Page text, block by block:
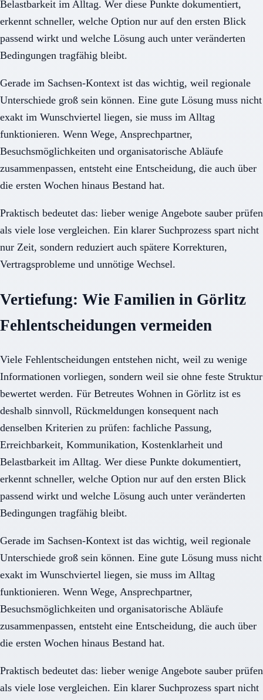
Belastbarkeit im Alltag. Wer diese Punkte dokumentiert,
erkennt schneller, welche Option nur auf den ersten Blick
passend wirkt und welche Lösung auch unter veränderten
Bedingungen tragfähig bleibt.
Gerade im Sachsen-Kontext ist das wichtig, weil regionale
Unterschiede groß sein können. Eine gute Lösung muss nicht
exakt im Wunschviertel liegen, sie muss im Alltag
funktionieren. Wenn Wege, Ansprechpartner,
Besuchsmöglichkeiten und organisatorische Abläufe
zusammenpassen, entsteht eine Entscheidung, die auch über
die ersten Wochen hinaus Bestand hat.
Praktisch bedeutet das: lieber wenige Angebote sauber prüfen
als viele lose vergleichen. Ein klarer Suchprozess spart nicht
nur Zeit, sondern reduziert auch spätere Korrekturen,
Vertragsprobleme und unnötige Wechsel.
Vertiefung: Wie Familien in Görlitz
Fehlentscheidungen vermeiden
Viele Fehlentscheidungen entstehen nicht, weil zu wenige
Informationen vorliegen, sondern weil sie ohne feste Struktur
bewertet werden. Für Betreutes Wohnen in Görlitz ist es
deshalb sinnvoll, Rückmeldungen konsequent nach
denselben Kriterien zu prüfen: fachliche Passung,
Erreichbarkeit, Kommunikation, Kostenklarheit und
Belastbarkeit im Alltag. Wer diese Punkte dokumentiert,
erkennt schneller, welche Option nur auf den ersten Blick
passend wirkt und welche Lösung auch unter veränderten
Bedingungen tragfähig bleibt.
Gerade im Sachsen-Kontext ist das wichtig, weil regionale
Unterschiede groß sein können. Eine gute Lösung muss nicht
exakt im Wunschviertel liegen, sie muss im Alltag
funktionieren. Wenn Wege, Ansprechpartner,
Besuchsmöglichkeiten und organisatorische Abläufe
zusammenpassen, entsteht eine Entscheidung, die auch über
die ersten Wochen hinaus Bestand hat.
Praktisch bedeutet das: lieber wenige Angebote sauber prüfen
als viele lose vergleichen. Ein klarer Suchprozess spart nicht